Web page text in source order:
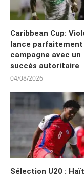
Caribbean Cup:
lance
campagne avec un
succès autoritaire
04/08/2026
Sélection U20 :